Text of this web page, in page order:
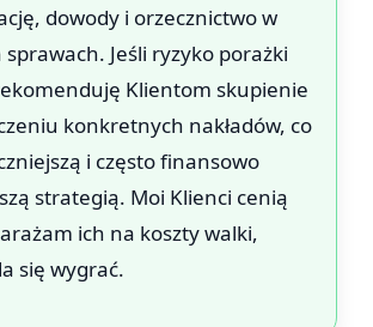
dowody i orzecznictwo w
Jeśli ryzyko porażki
Klientom skupienie
konkretnych nakładów, co
i często finansowo
strategią. Moi Klienci cenią
ich na koszty walki,
się wygrać.